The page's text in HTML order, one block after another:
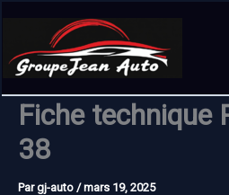
contenu
Fiche technique
38
Pargj-auto /mars 19, 2025